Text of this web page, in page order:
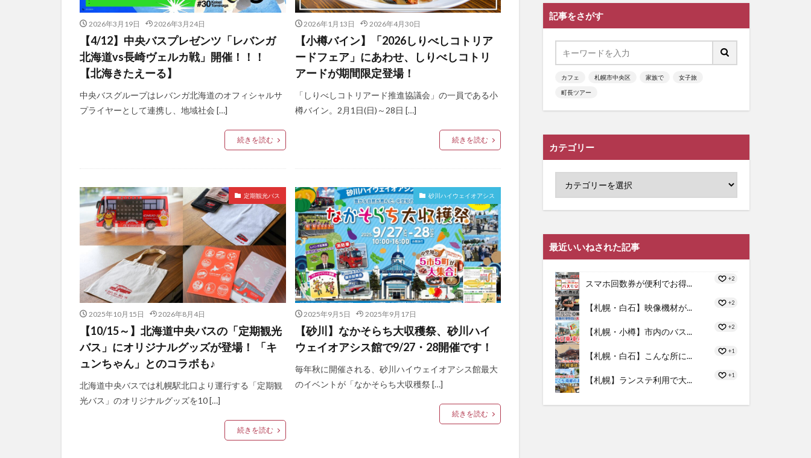
2026年3月19日 2026年3月24日
【4/12】中央バスプレゼンツ「レバンガ
北海道vs長崎ヴェルカ戦」開催！！！
【北海きたえーる】
中央バスグループはレバンガ北海道のオフィシャルサ
プライヤーとして連携し、地域社会 […]
続きを読む
2026年1月13日 2026年4月30日
【小樽バイン】「2026しりべしコトリア
ードフェア」にあわせ、しりべしコトリ
アードが期間限定登場！
「しりべしコトリアード推進協議会」の一員である小
樽バイン。2月1日(日)～28日 […]
続きを読む
定期観光バス
2025年10月15日 2026年8月4日
【10/15～】北海道中央バスの「定期観光
バス」にオリジナルグッズが登場！ 「キ
ュンちゃん」とのコラボも♪
北海道中央バスでは札幌駅北口より運行する「定期観
光バス」のオリジナルグッズを10 […]
続きを読む
砂川ハイウェイオアシス
2025年9月5日 2025年9月17日
【砂川】なかそらち大収穫祭、砂川ハイ
ウェイオアシス館で9/27・28開催です！
毎年秋に開催される、砂川ハイウェイオアシス館最大
のイベントが「なかそらち大収穫祭 […]
続きを読む
記事をさがす
カフェ 札幌市中央区 家族で 女子旅
町長ツアー
カテゴリー
最近いいねされた記事
スマホ回数券が便利でお得... +2
【札幌・白石】映像機材が... +2
【札幌・小樽】市内のバス... +2
【札幌・白石】こんな所に... +1
【札幌】ランステ利用で大... +1